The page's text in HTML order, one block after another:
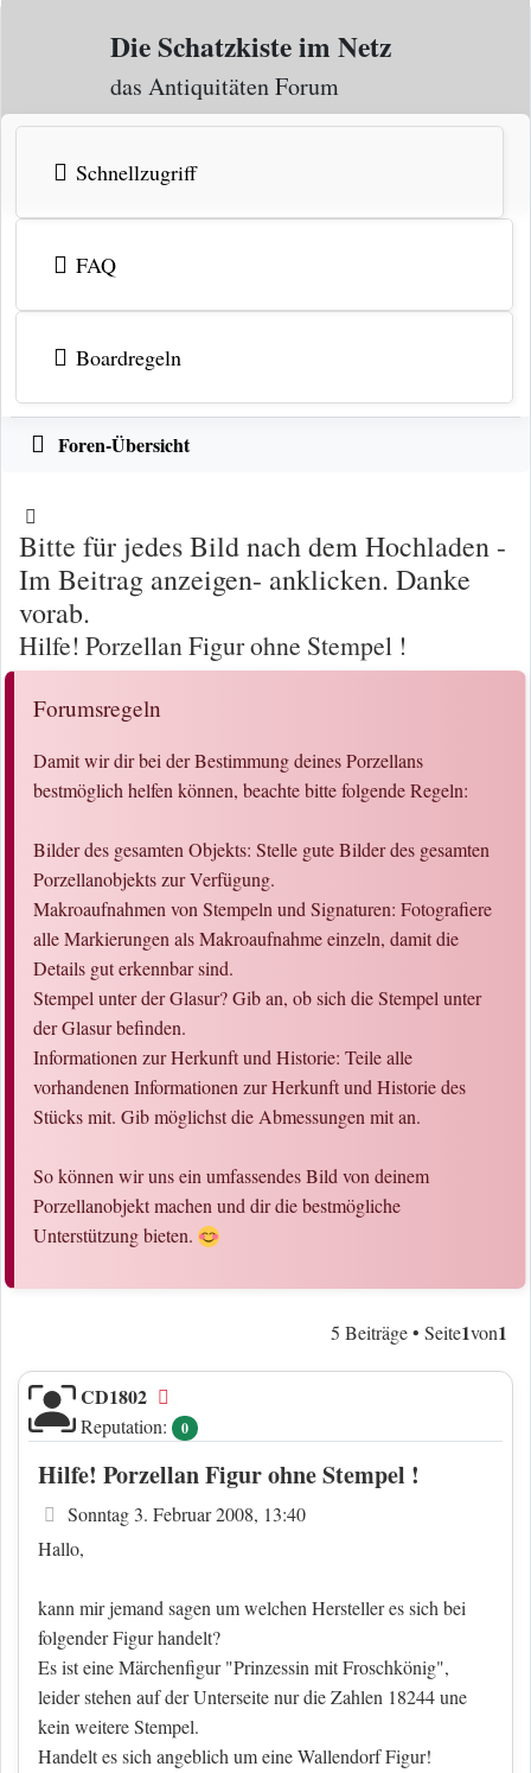
Zum Inhalt
Die Schatzkiste im Netz
das Antiquitäten Forum
Schnellzugriff
FAQ
Boardregeln
Foren-Übersicht
Bitte für jedes Bild nach dem Hochladen -
Im Beitrag anzeigen- anklicken. Danke
vorab.
Hilfe! Porzellan Figur ohne Stempel !
Forumsregeln
Damit wir dir bei der Bestimmung deines Porzellans
bestmöglich helfen können, beachte bitte folgende Regeln:
Bilder des gesamten Objekts: Stelle gute Bilder des gesamten
Porzellanobjekts zur Verfügung.
Makroaufnahmen von Stempeln und Signaturen: Fotografiere
alle Markierungen als Makroaufnahme einzeln, damit die
Details gut erkennbar sind.
Stempel unter der Glasur? Gib an, ob sich die Stempel unter
der Glasur befinden.
Informationen zur Herkunft und Historie: Teile alle
vorhandenen Informationen zur Herkunft und Historie des
Stücks mit. Gib möglichst die Abmessungen mit an.
So können wir uns ein umfassendes Bild von deinem
Porzellanobjekt machen und dir die bestmögliche
Unterstützung bieten.
5 Beiträge • Seite1von1
CD1802
Reputation: 0
Hilfe! Porzellan Figur ohne Stempel !
Beitrag
Sonntag 3. Februar 2008, 13:40
Hallo,
kann mir jemand sagen um welchen Hersteller es sich bei
folgender Figur handelt?
Es ist eine Märchenfigur "Prinzessin mit Froschkönig",
leider stehen auf der Unterseite nur die Zahlen 18244 une
kein weitere Stempel.
Handelt es sich angeblich um eine Wallendorf Figur!